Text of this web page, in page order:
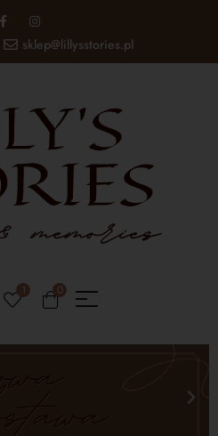
sklep@lillysstories.pl
1 0